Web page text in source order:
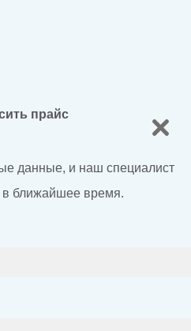
прайс
данные, и наш специалист
в ближайшее время.